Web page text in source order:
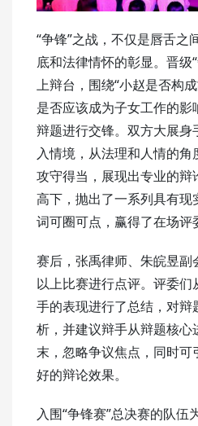
“争锋”之战，不仅是唇舌之
底和法律情怀的彰显。晋级
上辩台，围绕“小赵是否构
是否应该成为子女工作的影
辩题进行交锋。双方大展身
入情境，从法理和人情的
攻守得当，展现出专业的辩
高下，抛出了一系列具有
词可圈可点，赢得了在场评
赛后，张禹律师、朱皖昱
以上比赛进行点评。评委
手的表现进行了总结，对辩
析，并建议辩手从辩题核心
末，忽略争议焦点，同时可
好的辩论效果。
入围“争锋赛”总决赛的队伍